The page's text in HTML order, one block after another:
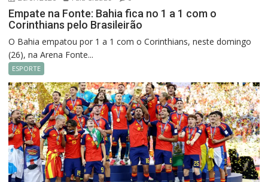
Empate na Fonte: Bahia fica no 1 a 1 com o
Corinthians pelo Brasileirão
O Bahia empatou por 1 a 1 com o Corinthians, neste domingo
(26), na Arena Fonte...
ESPORTE